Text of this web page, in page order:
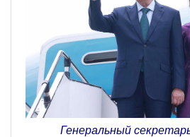
Генеральный